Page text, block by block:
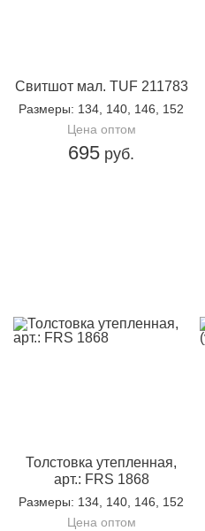
Свитшот мал. TUF 211783
Размеры: 134, 140, 146, 152
Цена оптом
695 руб.
Толстовка утепленная,
арт.: FRS 1868
Размеры: 134, 140, 146, 152
Цена оптом